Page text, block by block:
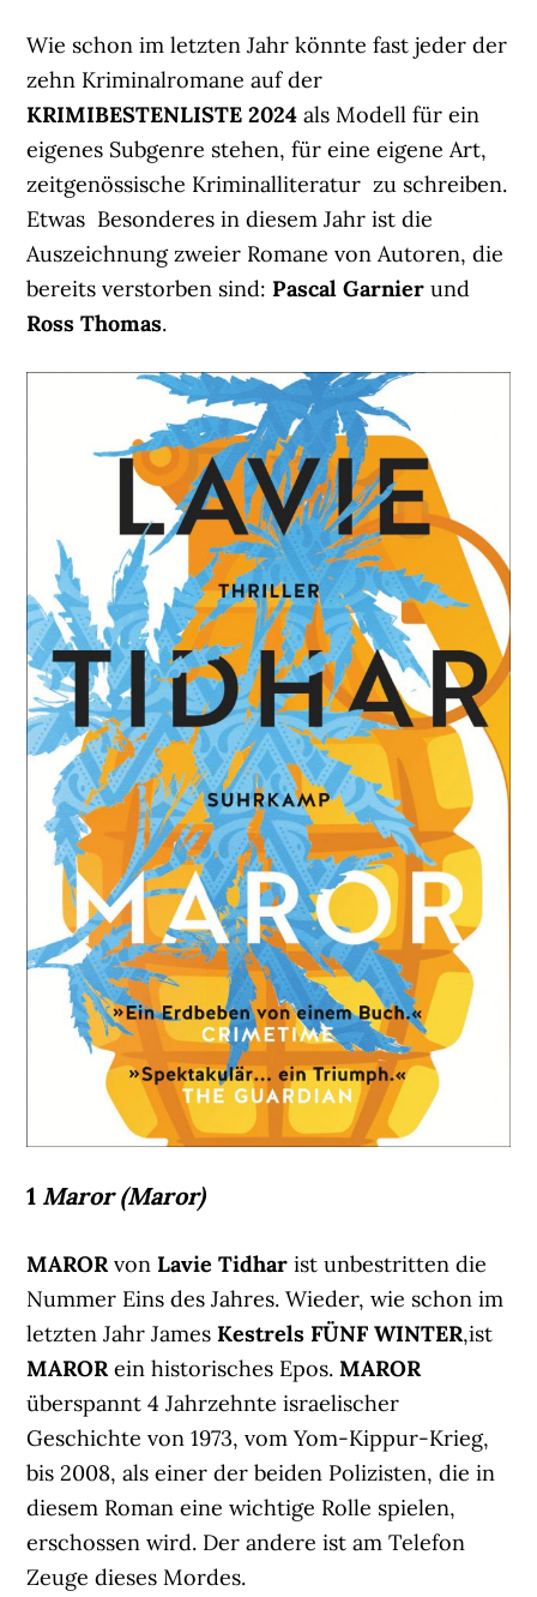
Wie schon im letzten Jahr könnte fast jeder der
zehn Kriminalromane auf der
KRIMIBESTENLISTE 2024 als Modell für ein
eigenes Subgenre stehen, für eine eigene Art,
zeitgenössische Kriminalliteratur zu schreiben.
Etwas Besonderes in diesem Jahr ist die
Auszeichnung zweier Romane von Autoren, die
bereits verstorben sind:Pascal Garnier und
Ross Thomas.
1 Maror (Maror)
MARORvonLavie Tidharist unbestritten die
Nummer Eins des Jahres. Wieder, wie schon im
letzten Jahr JamesKestrels FÜNF WINTER,ist
MARORein historisches Epos.MAROR
überspannt 4 Jahrzehnte israelischer
Geschichte von 1973, vom Yom-Kippur-Krieg,
bis 2008, als einer der beiden Polizisten, die in
diesem Roman eine wichtige Rolle spielen,
erschossen wird. Der andere ist am Telefon
Zeuge dieses Mordes.